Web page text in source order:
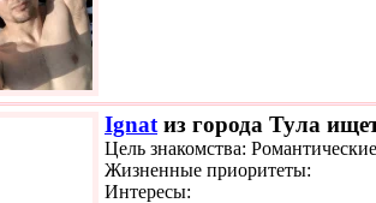
Ignat из города Тула
Цель знакомства:
Жизненные приоритеты:
Интересы: